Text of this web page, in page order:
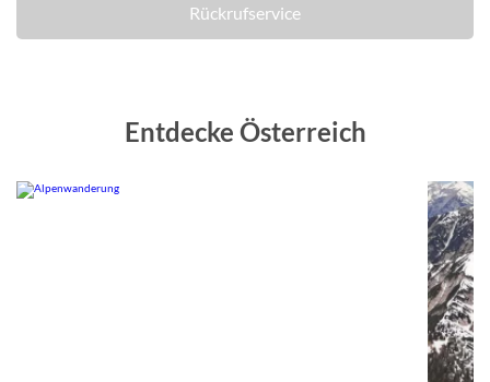
Rückrufservice
Entdecke Österreich